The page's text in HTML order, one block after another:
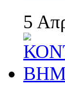
5